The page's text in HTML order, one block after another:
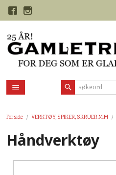
Forside VERKTØY, SPIKER, SKRUER M.M
Håndverktøy